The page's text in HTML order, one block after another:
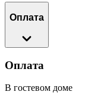
Оплата
Оплата
В гостевом доме